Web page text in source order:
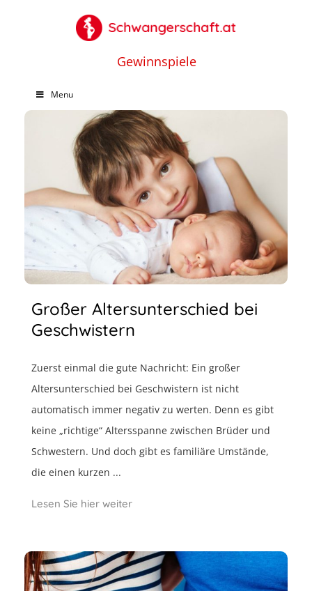
Gewinnspiele
Menu
Großer Altersunterschied bei
Geschwistern
Zuerst einmal die gute Nachricht: Ein großer
Altersunterschied bei Geschwistern ist nicht
automatisch immer negativ zu werten. Denn es gibt
keine „richtige“ Altersspanne zwischen Brüder und
Schwestern. Und doch gibt es familiäre Umstände,
die einen kurzen ...
Lesen Sie hier weiter